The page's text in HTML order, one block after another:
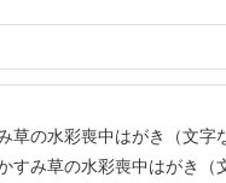
草の水彩喪中はがき（文字
すみ草の水彩喪中はがき（